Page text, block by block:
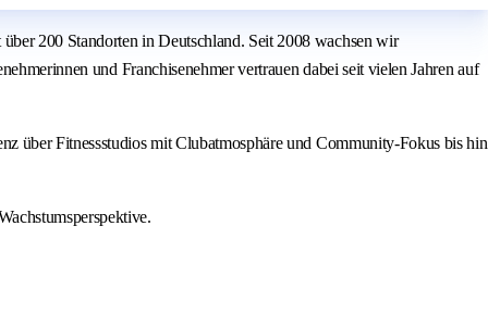
200 Standorten in Deutschland. Seit 2008 wachsen wir
und Franchisenehmer vertrauen dabei seit vielen Jahren auf
über Fitnessstudios mit Clubatmosphäre und Community-Fokus bis hin